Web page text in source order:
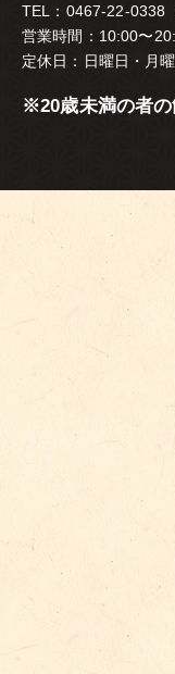
TEL：0467-22-
営業時間：10:00〜
定休日：日曜日・月
※20歳未満の者の